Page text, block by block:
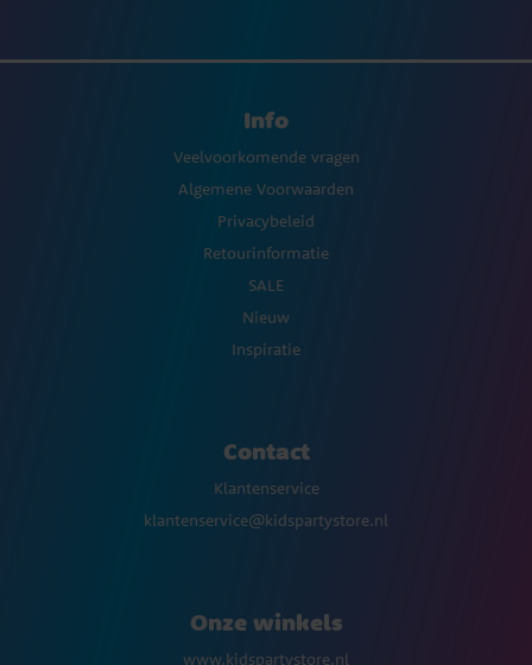
Info
Veelvoorkomende vragen
Algemene Voorwaarden
Privacybeleid
Retourinformatie
SALE
Nieuw
Inspiratie
Contact
Klantenservice
klantenservice@kidspartystore.nl
Onze winkels
www.kidspartystore.nl